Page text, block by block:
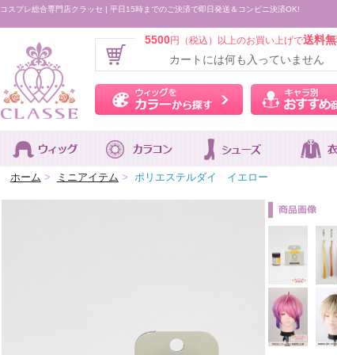
コスプレ総合専門店クラッセ | 平日15時までのご決済で即日発送＆コンビニ決済OK!
5500円（税込）以上のお買い上げで送料
カートには何も入っていません
ウィッグをカラ
ホーム > ミニアイテム > ポリエステルダイ イエロー